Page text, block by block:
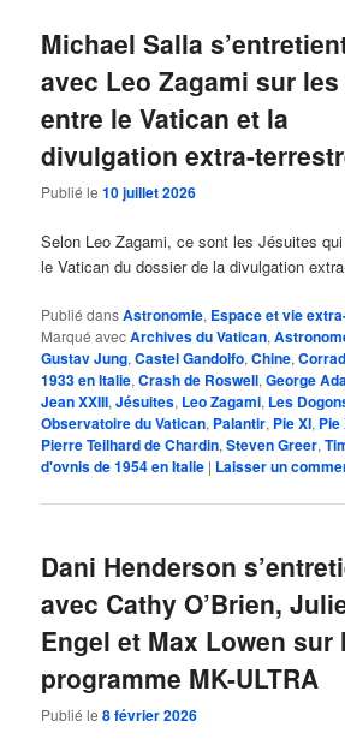
Michael Salla
avec Leo Zagami sur
entre le Vatican et la
divulgation extra-
Publié le10 juillet 2026
Selon Leo Zagami, ce sont les Jésuites
le Vatican du dossier de la divulgation
Publié dansAstronomie, Espace et vie
Marqué avecArchives du Vatican,
Gustav Jung,Castel Gandolfo,Chine,
1933 en Italie,Crash de Roswell,George
Jean XXIII,Jésuites, Leo Zagami, Les
Observatoire du Vatican, Palantir, Pie XI, Pie
Pierre Teilhard de Chardin,Steven Greer,
d'ovnis de 1954 en Italie | Laisser un
Dani Henderson
avec Cathy O’Brien,
Engel et Max Lowen sur
programme MK-ULTRA
Publié le8 février 2026